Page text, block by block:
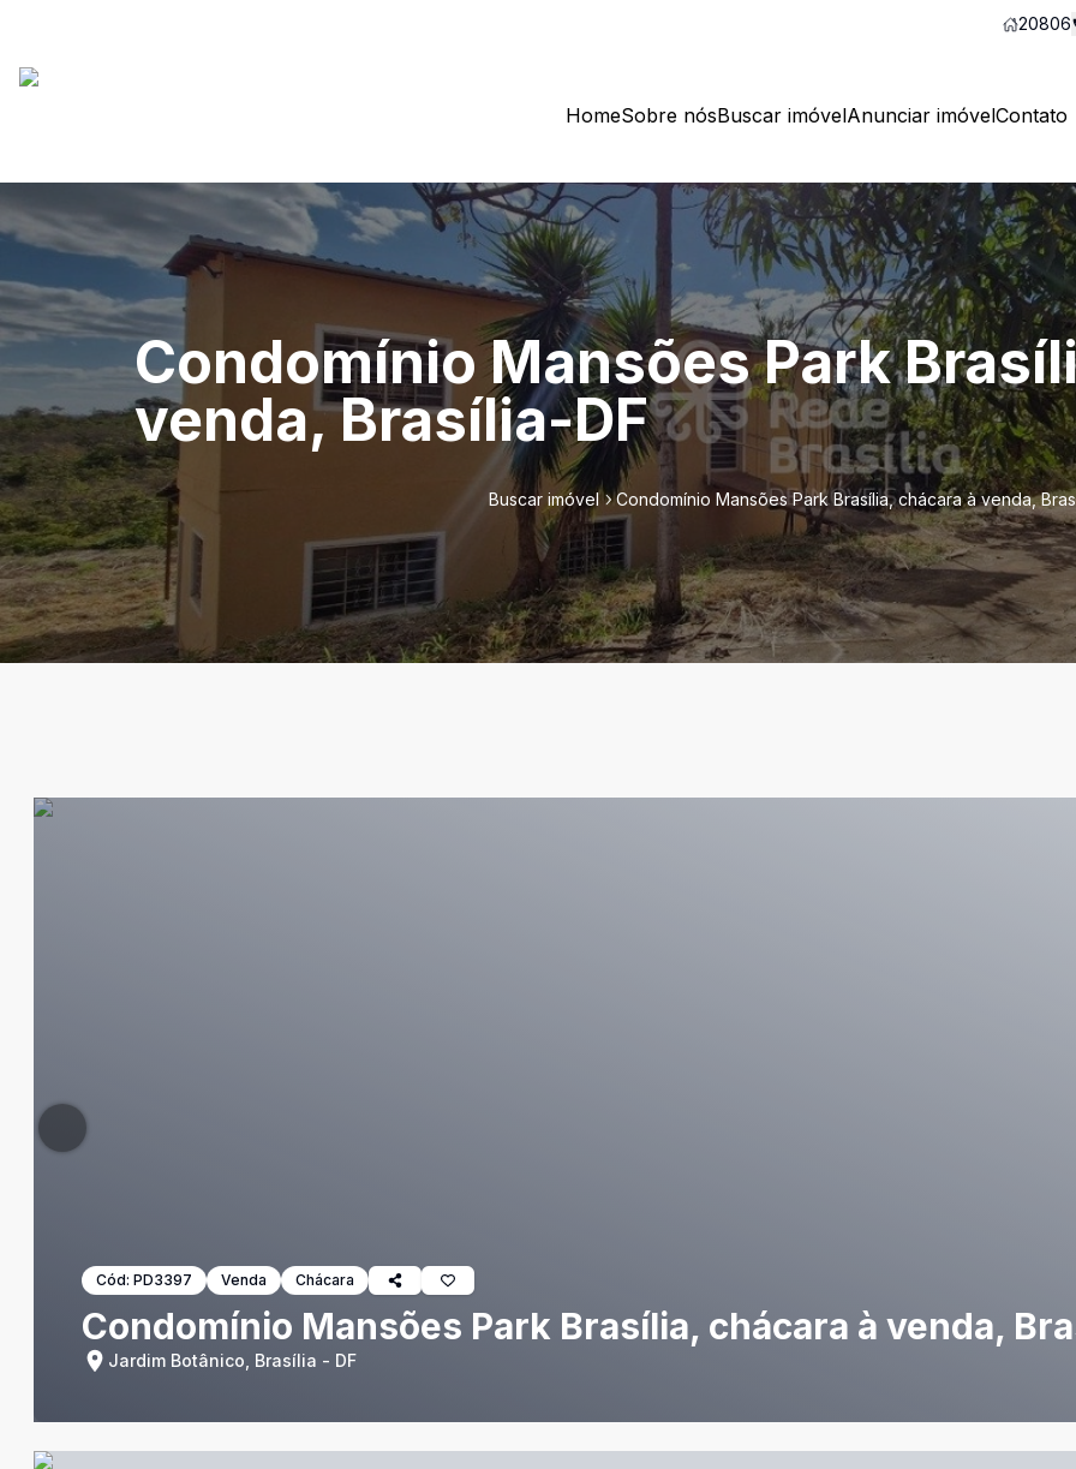
20806
HomeSobre nósBuscar imóvelAnunciar imóvelContato
Condomínio Mansões Park
venda, Brasília-DF
Buscar imóvel Condomínio Mansões Park Brasília, chácara à venda,
Cód: PD3397 Venda Chácara
Condomínio Mansões Park Brasília, chácara à venda,
Jardim Botânico, Brasília - DF